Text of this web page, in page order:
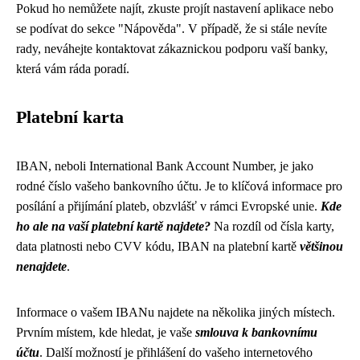
Pokud ho nemůžete najít, zkuste projít nastavení aplikace nebo
se podívat do sekce "Nápověda". V případě, že si stále nevíte
rady, neváhejte kontaktovat zákaznickou podporu vaší banky,
která vám ráda poradí.
Platební karta
IBAN, neboli International Bank Account Number, je jako
rodné číslo vašeho bankovního účtu. Je to klíčová informace pro
posílání a přijímání plateb, obzvlášť v rámci Evropské unie. Kde
ho ale na vaší platební kartě najdete? Na rozdíl od čísla karty,
data platnosti nebo CVV kódu, IBAN na platební kartě většinou
nenajdete.
Informace o vašem IBANu najdete na několika jiných místech.
Prvním místem, kde hledat, je vaše smlouva k bankovnímu
účtu. Další možností je přihlášení do vašeho internetového